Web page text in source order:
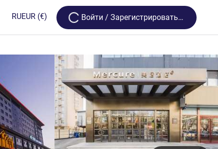
RUEUR (€) Loading...
Bойти / Зарегистрироваться